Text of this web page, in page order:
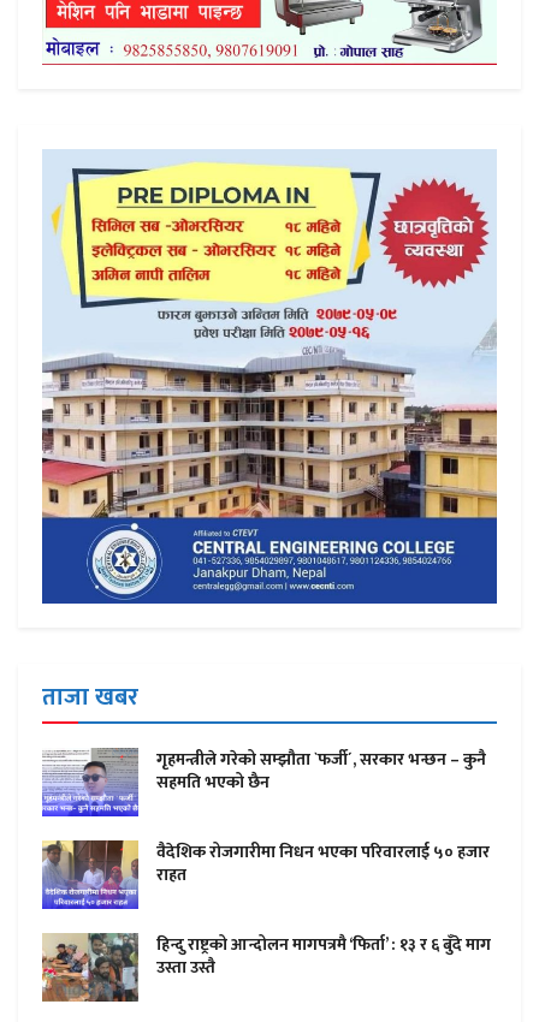
ताजा खबर
गृहमन्त्रीले गरेको सम्झौता `फर्जी´, सरकार भन्छन – कुनै
सहमति भएको छैन
वैदेशिक रोजगारीमा निधन भएका परिवारलाई ५० हजार
राहत
हिन्दु राष्ट्रको आन्दोलन मागपत्रमै ‘फिर्ता’ : १३ र ६ बुँदे माग
उस्ता उस्तै